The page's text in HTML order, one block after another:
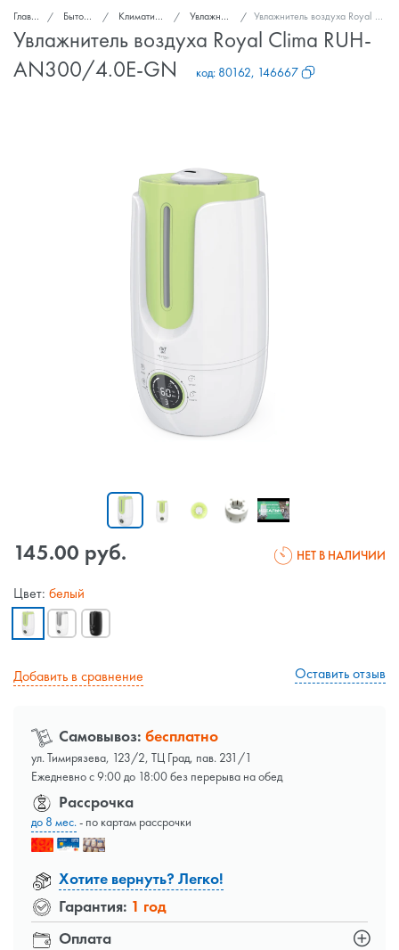
Главная Бытовая техника Климатическая техника Увлажнители воздуха Увлажнитель воздуха Royal Clima RUH-AN300/4.0E-GN
Увлажнитель воздуха Royal Clima RUH-
AN300/4.0E-GN
код: 80162, 146667
145.00 руб. НЕТ В НАЛИЧИИ
Цвет: белый
Добавить в сравнение Оставить отзыв
Самовывоз: бесплатно
ул. Тимирязева, 123/2, ТЦ Град, пав. 231/1
Ежедневно с 9:00 до 18:00 без перерыва на обед
Оплата
Рассрочка
до 8 мес.- по картам рассрочки
Хотите вернуть? Легко!
Гарантия: 1 год